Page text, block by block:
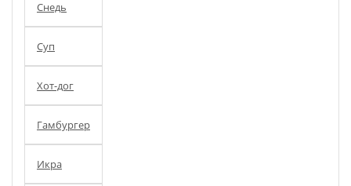
Снедь
Суп
Хот-дог
Гамбургер
Икра